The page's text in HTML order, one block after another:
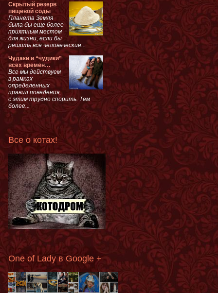
Скрытый резерв
пищевой соды
Планета Земля
была бы еще более
приятным местом
для жизни, если бы
решить все человеческие...
Чудаки и “чудики”
всех времен…
Все мы действуем
в рамках
определенных
правил поведения,
с этим трудно спорить. Тем
более...
Все о котах!
One of Lady в Google +